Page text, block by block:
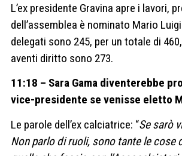
L’ex presidente Gravina apre i lavori,
dell’assemblea è nominato Mario
delegati sono 245, per un totale di
aventi diritto sono 273.
11:18 – Sara Gama diventerebbe
vice-presidente se venisse eletto
Le parole dell’ex calciatrice: “Se sarò
Non parlo di ruoli, sono tante le cose